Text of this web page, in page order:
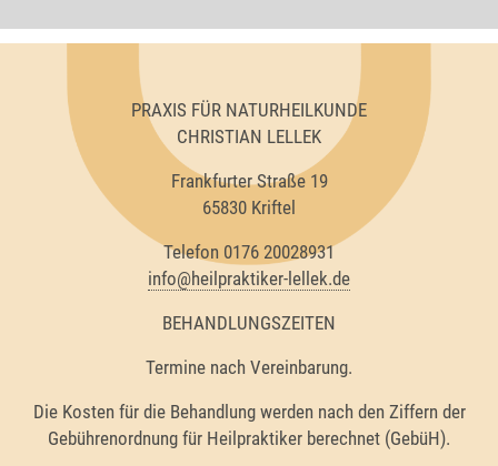
PRAXIS FÜR NATURHEILKUNDE
CHRISTIAN LELLEK
Frankfurter Straße 19
65830 Kriftel
Telefon 0176 20028931
info@heilpraktiker-lellek.de
BEHANDLUNGSZEITEN
Termine nach Vereinbarung.
Die Kosten für die Behandlung werden nach den Ziffern der
Gebührenordnung für Heilpraktiker berechnet (GebüH).